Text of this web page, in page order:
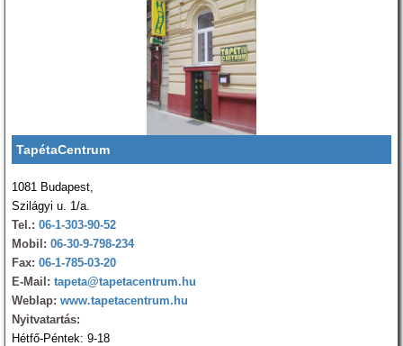
TapétaCentrum
1081 Budapest,
Szilágyi u. 1/a.
Tel.: 06-1-303-90-52
Mobil: 06-30-9-798-234
Fax: 06-1-785-03-20
E-Mail: tapeta@tapetacentrum.hu
Weblap: www.tapetacentrum.hu
Nyitvatartás:
Hétfő-Péntek: 9-18